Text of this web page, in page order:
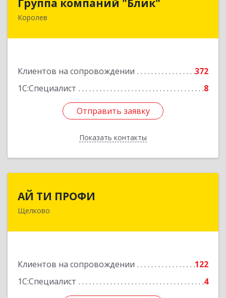
Королев
Клиентов на сопровождении
372
1С:Специалист
8
Отправить заявку
Показать контакты
Отправить заявку
Назад
АЙ ТИ ПРОФИ
Щелково
Клиентов на сопровождении
122
1С:Специалист
4